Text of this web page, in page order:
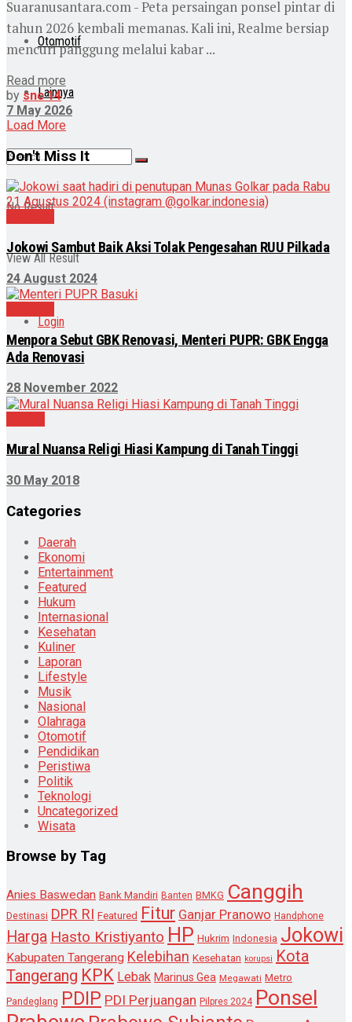
Otomotif
Lainnya
No Result
View All Result
Login
Suaranusantara.com - Peta persaingan ponsel pintar di
tahun 2026 kembali memanas. Kali ini, Realme bersiap
mencuri panggung melalui kabar ...
Read more
by snc 14
7 May 2026
Load More
Don't Miss It
Jokowi Sambut Baik Aksi Tolak Pengesahan RUU Pilkada
24 August 2024
Menpora Sebut GBK Renovasi, Menteri PUPR: GBK Engga
Ada Renovasi
28 November 2022
Mural Nuansa Religi Hiasi Kampung di Tanah Tinggi
30 May 2018
Categories
Daerah
Ekonomi
Entertainment
Featured
Hukum
Internasional
Kesehatan
Kuliner
Laporan
Lifestyle
Musik
Nasional
Olahraga
Otomotif
Pendidikan
Peristiwa
Politik
Teknologi
Uncategorized
Wisata
Browse by Tag
Anies Baswedan Bank Mandiri Banten BMKG Canggih
Destinasi DPR RI Featured Fitur Ganjar Pranowo Handphone
Harga Hasto Kristiyanto HP Hukrim Indonesia Jokowi
Kabupaten Tangerang Kelebihan Kesehatan korupsi Kota
Tangerang KPK Lebak Marinus Gea Megawati Metro
Pandeglang PDIP PDI Perjuangan Pilpres 2024 Ponsel